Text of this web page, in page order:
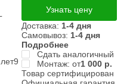
9
Узнать цену
Доставка: 1-4 дня
Самовывоз: 1-4 дня
Подробнее
Сдать аналогичный
Монтаж: от1 000 р.
Товар сертифицирован